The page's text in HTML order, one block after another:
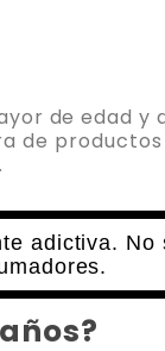
de edad y
de productos
adictiva. No